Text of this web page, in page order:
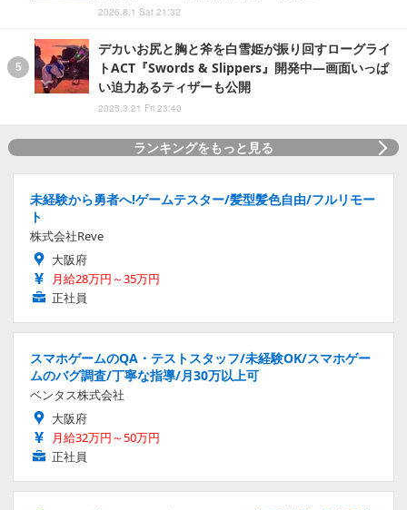
2026.8.1 Sat 21:32
デカいお尻と胸と斧を白雪姫が振り回すローグライ
トACT『Swords & Slippers』開発中―画面いっぱ
い迫力あるティザーも公開
2025.3.21 Fri 23:40
ランキングをもっと見る
未経験から勇者へ!ゲームテスター/髪型髪色自由/フルリモー
ト
株式会社Reve
大阪府
月給28万円～35万円
正社員
スマホゲームのQA・テストスタッフ/未経験OK/スマホゲー
ムのバグ調査/丁寧な指導/月30万以上可
ベンタス株式会社
大阪府
月給32万円～50万円
正社員